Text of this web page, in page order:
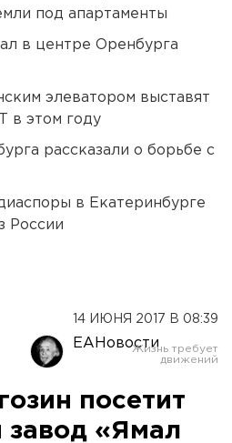
под апартаменты
в центре Оренбурга
элеватором выставят
в этом году
рассказали о борьбе с
в Екатеринбурге
России
14 ИЮНЯ 2017 В 08:39
ЕАНовости
посетит
завод «Ямал